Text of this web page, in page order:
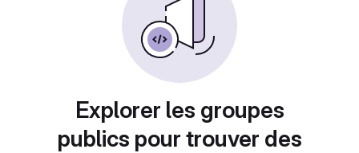
Explorer les groupes
publics pour trouver des